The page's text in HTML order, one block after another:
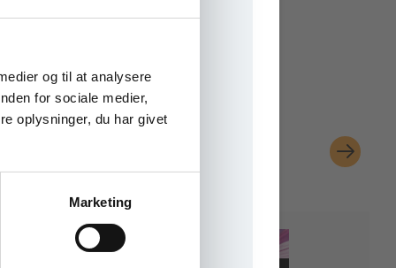
og til at analysere
for sociale medier,
oplysninger, du har givet
Marketing
onlinematerialer